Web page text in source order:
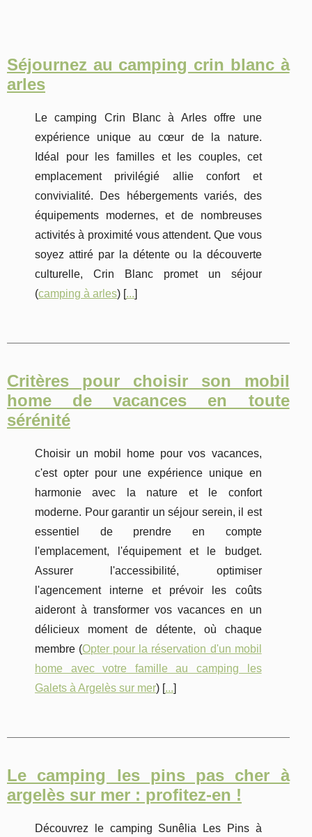
Séjournez au camping crin blanc à
arles
Le camping Crin Blanc à Arles offre une
expérience unique au cœur de la nature.
Idéal pour les familles et les couples, cet
emplacement privilégié allie confort et
convivialité. Des hébergements variés, des
équipements modernes, et de nombreuses
activités à proximité vous attendent. Que vous
soyez attiré par la détente ou la découverte
culturelle, Crin Blanc promet un séjour
(camping à arles) [...]
Critères pour choisir son mobil
home de vacances en toute
sérénité
Choisir un mobil home pour vos vacances,
c'est opter pour une expérience unique en
harmonie avec la nature et le confort
moderne. Pour garantir un séjour serein, il est
essentiel de prendre en compte
l'emplacement, l'équipement et le budget.
Assurer l'accessibilité, optimiser
l'agencement interne et prévoir les coûts
aideront à transformer vos vacances en un
délicieux moment de détente, où chaque
membre (Opter pour la réservation d'un mobil
home avec votre famille au camping les
Galets à Argelès sur mer) [...]
Le camping les pins pas cher à
argelès sur mer : profitez-en !
Découvrez le camping Sunêlia Les Pins à